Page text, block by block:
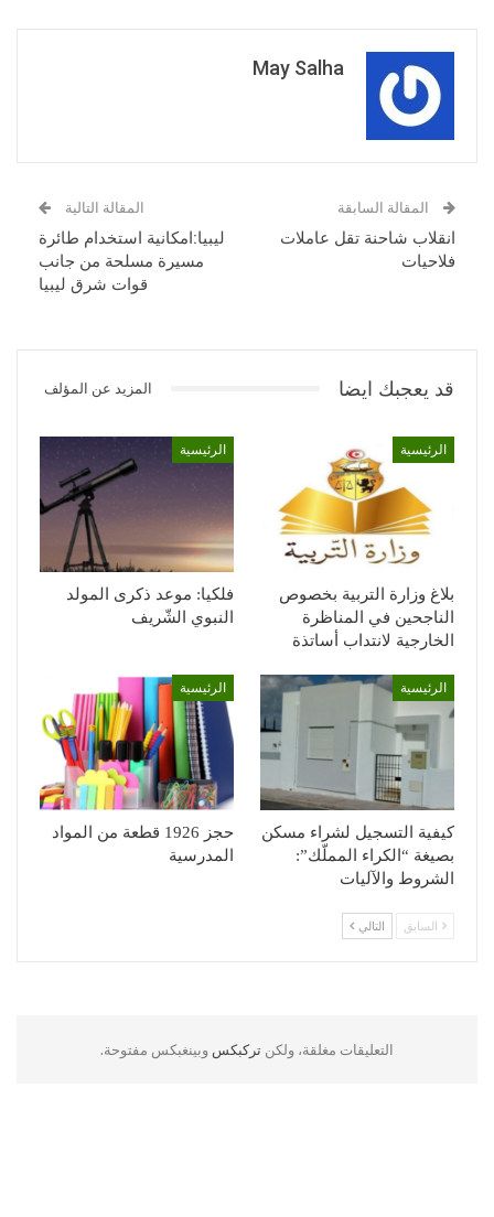
May Salha
المقالة السابقة
انقلاب شاحنة تقل عاملات
فلاحيات
المقالة التالية
ليبيا:امكانية استخدام طائرة
مسيرة مسلحة من جانب
قوات شرق ليبيا
قد يعجبك ايضا المزيد عن المؤلف
الرئيسية
بلاغ وزارة التربية بخصوص
الناجحين في المناظرة
الخارجية لانتداب أساتذة
الرئيسية
فلكيا: موعد ذكرى المولد
النبوي الشّريف
الرئيسية
كيفية التسجيل لشراء مسكن
بصيغة “الكراء المملّك”:
الشروط والآليات
الرئيسية
حجز 1926 قطعة من المواد
المدرسية
السابق التالي
التعليقات مغلقة، ولكن تركبكس وبينغبكس مفتوحة.